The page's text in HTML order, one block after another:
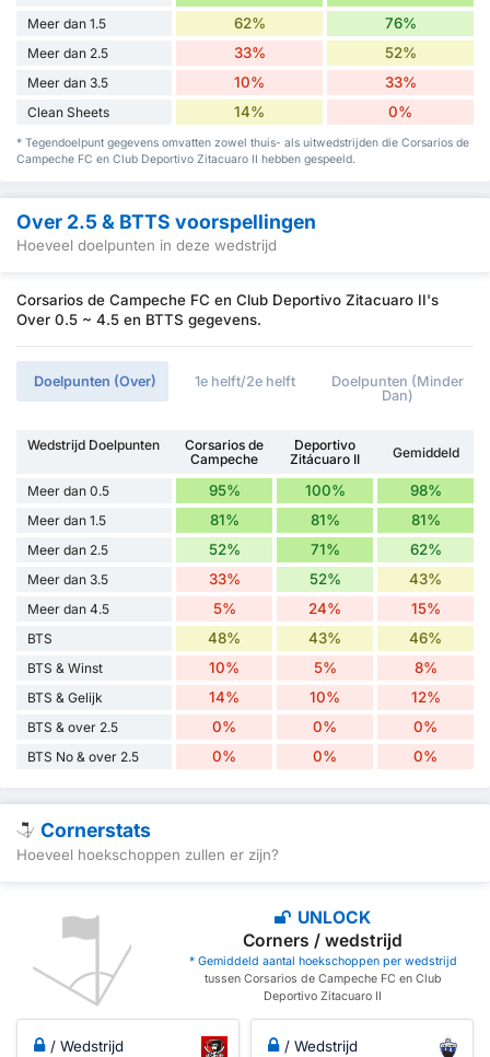
Meer dan 1.5 62% 76%
Meer dan 2.5 33% 52%
Meer dan 3.5 10% 33%
Clean Sheets 14% 0%
* Tegendoelpunt gegevens omvatten zowel thuis- als uitwedstrijden die Corsarios de
Campeche FC en Club Deportivo Zitacuaro II hebben gespeeld.
Over 2.5 & BTTS voorspellingen
Hoeveel doelpunten in deze wedstrijd
Corsarios de Campeche FC en Club Deportivo Zitacuaro II's
Over 0.5 ~ 4.5 en BTTS gegevens.
Doelpunten (Over) 1e helft/2e helft
Doelpunten (Minder
Dan)
Wedstrijd Doelpunten
Corsarios de
Campeche
Deportivo
Zitácuaro II
Gemiddeld
Meer dan 0.5 95% 100% 98%
Meer dan 1.5 81% 81% 81%
Meer dan 2.5 52% 71% 62%
Meer dan 3.5 33% 52% 43%
Meer dan 4.5 5% 24% 15%
BTS 48% 43% 46%
BTS & Winst 10% 5% 8%
BTS & Gelijk 14% 10% 12%
BTS & over 2.5 0% 0% 0%
BTS No & over 2.5 0% 0% 0%
Cornerstats
Hoeveel hoekschoppen zullen er zijn?
UNLOCK
Corners / wedstrijd
* Gemiddeld aantal hoekschoppen per wedstrijd
tussen Corsarios de Campeche FC en Club
Deportivo Zitacuaro II
/ Wedstrijd / Wedstrijd